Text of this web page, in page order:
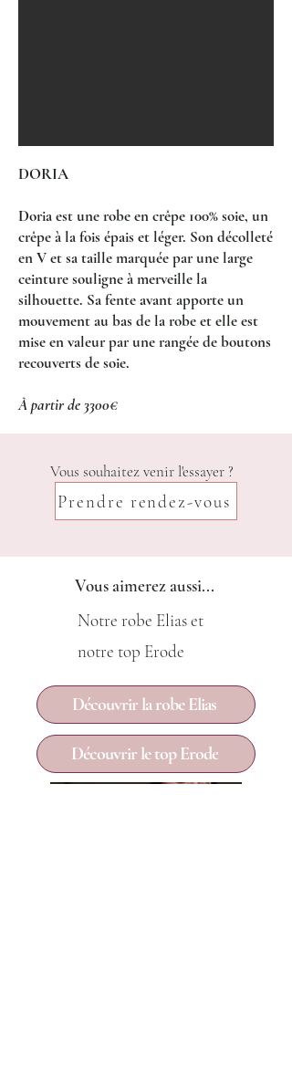
DORIA
Doria est une robe en crêpe 100% soie, un
crêpe à la fois épais et léger. Son décolleté
en V et sa taille marquée par une large
ceinture souligne à merveille la
silhouette. Sa fente avant apporte un
mouvement au bas de la robe et elle est
mise en valeur par une rangée de boutons
recouverts de soie.
À partir de 3300€
Vous souhaitez venir l'essayer ?
Prendre rendez-vous
Vous aimerez aussi...
Notre robe Elias et
notre top Erode
Découvrir la robe Elias
Découvrir le top Erode